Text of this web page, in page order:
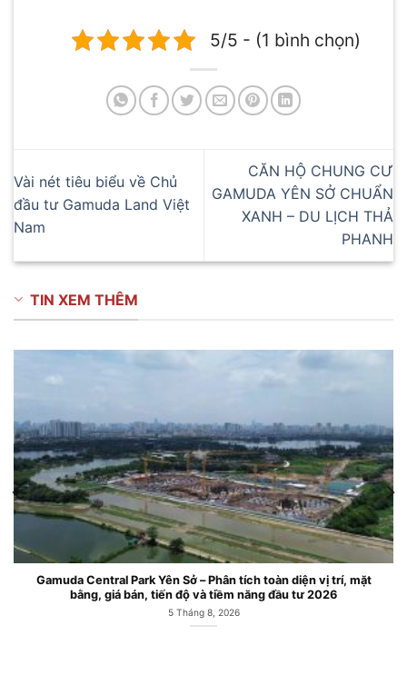
5/5 - (1 bình chọn)
Vài nét tiêu biểu về Chủ
đầu tư Gamuda Land Việt
Nam
CĂN HỘ CHUNG CƯ
GAMUDA YÊN SỞ CHUẨN
XANH – DU LỊCH THẢ
PHANH
TIN XEM THÊM
Yên Sở – Phân tích toàn diện vị trí, mặt
tiến độ và tiềm năng đầu tư 2026
Căn hộ chung cư